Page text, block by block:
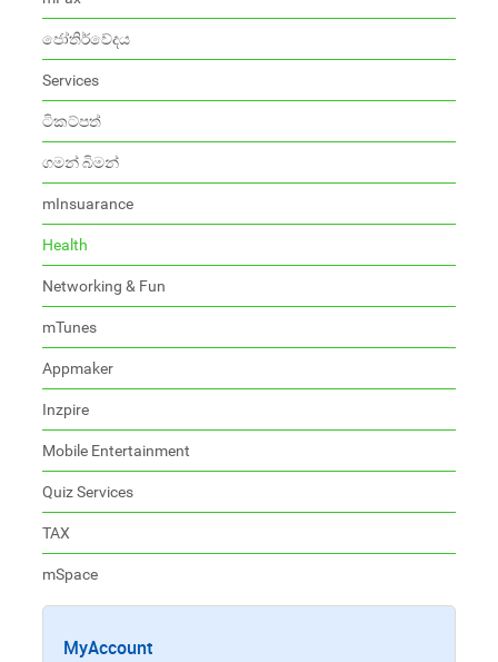
ජෝතිර්වේදය
Services
ටිකට්පත්
ගමන් බිමන්
mInsuarance
Health
Networking & Fun
mTunes
Appmaker
Inzpire
Mobile Entertainment
Quiz Services
TAX
mSpace
MyAccount